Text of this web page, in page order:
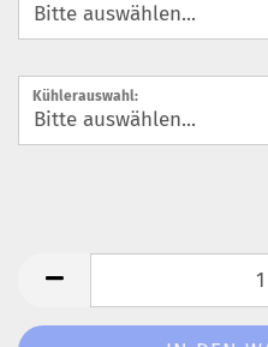
Kühlerauswahl: